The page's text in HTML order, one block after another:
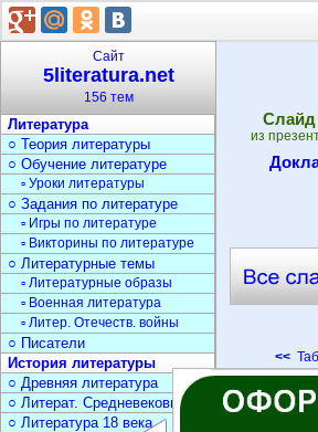
Cлайд
из
<<
Сайт
5literatura.net
156 тем
Литература
○ Теория литературы
○ Обучение литературе
▫ Уроки литературы
○ Задания по литературе
▫ Игры по литературе
▫ Викторины по литературе
○ Литературные темы
▫ Литературные образы
▫ Военная литература
▫ Литер. Отечеств. войны
○ Писатели
История литературы
○ Древняя литература
○ Литерат. Средневековья
○ Литература 18 века